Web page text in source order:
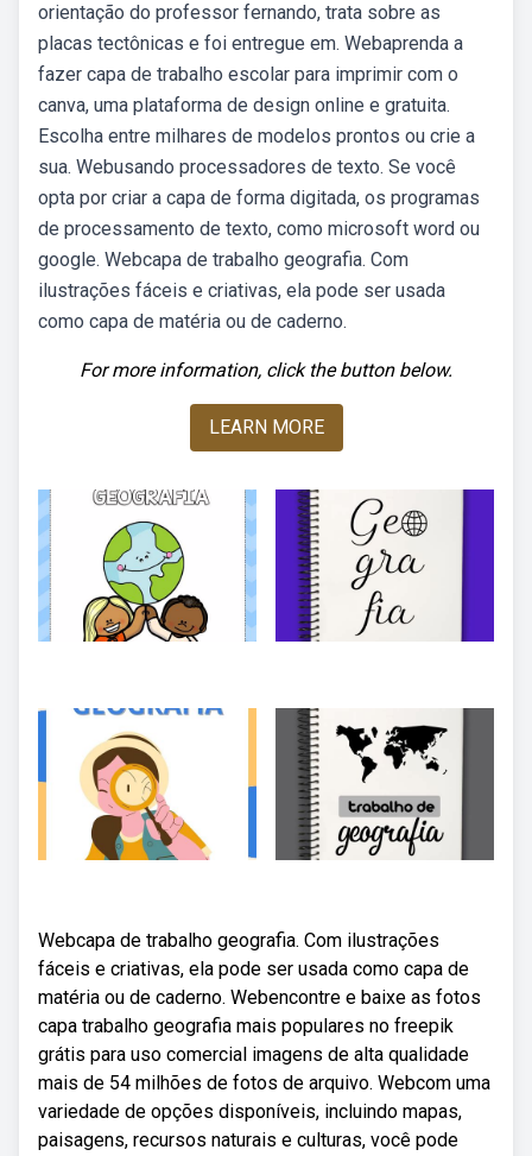
orientação do professor fernando, trata sobre as
placas tectônicas e foi entregue em. Webaprenda a
fazer capa de trabalho escolar para imprimir com o
canva, uma plataforma de design online e gratuita.
Escolha entre milhares de modelos prontos ou crie a
sua. Webusando processadores de texto. Se você
opta por criar a capa de forma digitada, os programas
de processamento de texto, como microsoft word ou
google. Webcapa de trabalho geografia. Com
ilustrações fáceis e criativas, ela pode ser usada
como capa de matéria ou de caderno.
For more information, click the button below.
LEARN MORE
Webcapa de trabalho geografia. Com ilustrações
fáceis e criativas, ela pode ser usada como capa de
matéria ou de caderno. Webencontre e baixe as fotos
capa trabalho geografia mais populares no freepik
grátis para uso comercial imagens de alta qualidade
mais de 54 milhões de fotos de arquivo. Webcom uma
variedade de opções disponíveis, incluindo mapas,
paisagens, recursos naturais e culturas, você pode